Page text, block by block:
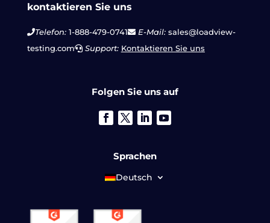
kontaktieren Sie uns
Telefon:1-888-479-0741 E-Mail:sales@loadview-
testing.com
Support: Kontaktieren Sie uns
Folgen Sie uns auf
Sprachen
Deutsch